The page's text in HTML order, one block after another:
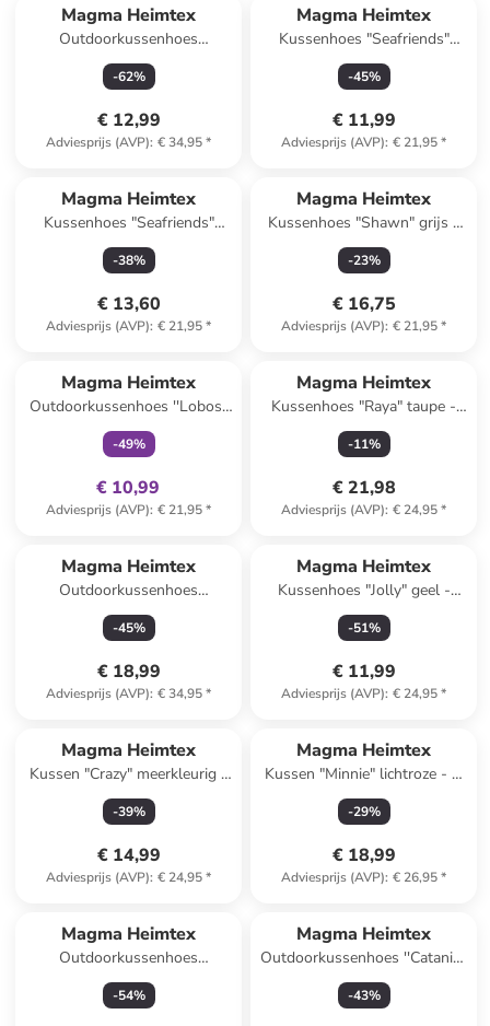
Magma Heimtex
Outdoorkussenhoes
''Madeira'' turquoise - (L)50 x
(B)50 cm
-62%
€ 12,99
Adviesprijs (AVP): € 34,95*
Magma Heimtex
Kussenhoes "Seafriends"
lichtblauw - (L)45 x (B)45 cm
-45%
€ 11,99
Adviesprijs (AVP): € 21,95*
Magma Heimtex
Kussenhoes "Seafriends"
blauw - (L)45 x (B)45 cm
-38%
€ 13,60
Adviesprijs (AVP): € 21,95*
Magma Heimtex
Kussenhoes "Shawn" grijs -
(L)40 x (B)40 cm
-23%
€ 16,75
Adviesprijs (AVP): € 21,95*
Magma Heimtex
Outdoorkussenhoes ''Lobos''
mintgroen - (L)40 x (B)40 cm
-49%
€ 10,99
Adviesprijs (AVP): € 21,95*
Magma Heimtex
Kussenhoes "Raya" taupe -
(L)40 x (B)60 cm
-11%
€ 21,98
Adviesprijs (AVP): € 24,95*
Magma Heimtex
Outdoorkussenhoes
''Antigua'' beige - (L)45 x
(B)45 cm
-45%
€ 18,99
Adviesprijs (AVP): € 34,95*
Magma Heimtex
Kussenhoes "Jolly" geel -
(L)30 x (B)50 cm
-51%
€ 11,99
Adviesprijs (AVP): € 24,95*
Magma Heimtex
Kussen "Crazy" meerkleurig -
(L)45 x (B)45 cm
-39%
€ 14,99
Adviesprijs (AVP): € 24,95*
Magma Heimtex
Kussen "Minnie" lichtroze - Ø
50 cm
-29%
€ 18,99
Adviesprijs (AVP): € 26,95*
Magma Heimtex
Outdoorkussenhoes
''Madeira'' geel - (L)50 x (B)50
cm
-54%
Magma Heimtex
Outdoorkussenhoes ''Catania''
geel - (L)50 x (B)50 cm
-43%